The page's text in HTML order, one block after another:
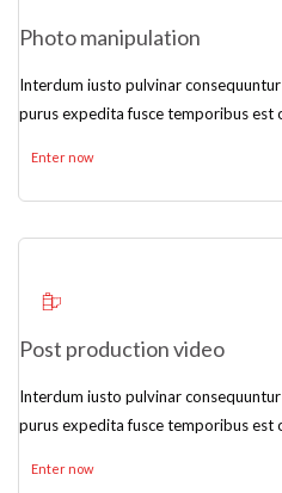
Photo manipulation
Interdum iusto pulvinar
purus expedita fusce temporibus est
Enter now
Post production video
Interdum iusto pulvinar
purus expedita fusce temporibus est
Enter now